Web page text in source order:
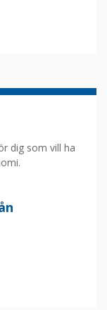
dig som vill ha